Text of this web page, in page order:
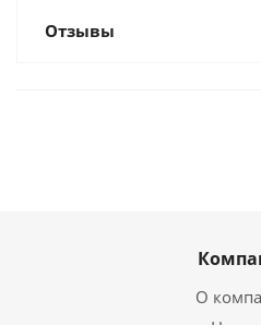
Отзывы
О